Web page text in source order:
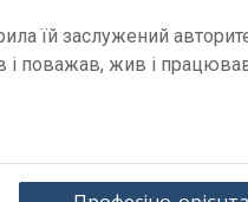
їй заслужений
і поважав, жив і